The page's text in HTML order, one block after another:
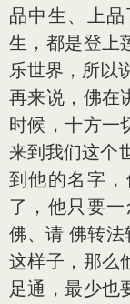
品中生、上
生，都是登上
乐世界，所以
再来说，佛在
时候，十方一
来到我们这个
到他的名字
了，他只要
佛、请 佛转法
这样子，那么
足通，最少也